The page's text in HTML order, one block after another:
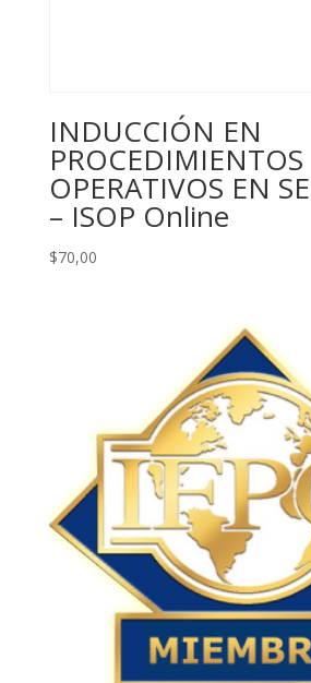
INDUCCIÓN EN
PROCEDIMIENTOS
OPERATIVOS EN
– ISOP Online
$70,00